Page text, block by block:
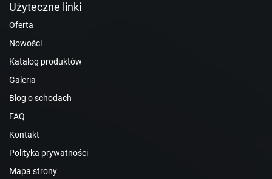
Użyteczne linki
Oferta
Nowości
Katalog produktów
Galeria
Blog o schodach
FAQ
Kontakt
Polityka prywatności
Mapa strony